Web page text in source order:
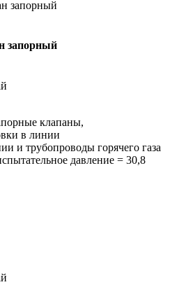
запорный
клапаны,
в линии
и трубопроводы горячего газа
давление = 30,8